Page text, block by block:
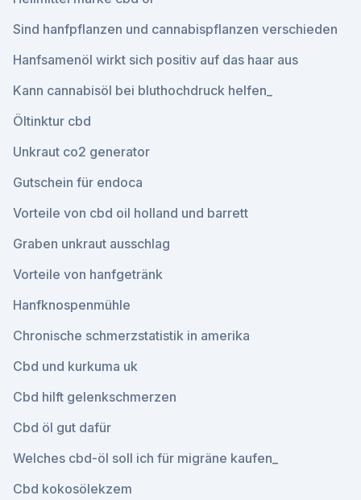
Sind hanfpflanzen und cannabispflanzen verschieden
Hanfsamenöl wirkt sich positiv auf das haar aus
Kann cannabisöl bei bluthochdruck helfen_
Öltinktur cbd
Unkraut co2 generator
Gutschein für endoca
Vorteile von cbd oil holland und barrett
Graben unkraut ausschlag
Vorteile von hanfgetränk
Hanfknospenmühle
Chronische schmerzstatistik in amerika
Cbd und kurkuma uk
Cbd hilft gelenkschmerzen
Cbd öl gut dafür
Welches cbd-öl soll ich für migräne kaufen_
Cbd kokosölekzem